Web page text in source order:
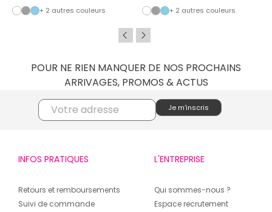
+ 2 autres couleurs
+ 2 autres couleurs
POUR NE RIEN MANQUER DE NOS PROCHAINS
ARRIVAGES, PROMOS & ACTUS
INFOS PRATIQUES
Retours et remboursements
Suivi de commande
L'ENTREPRISE
Qui sommes-nous ?
Espace recrutement